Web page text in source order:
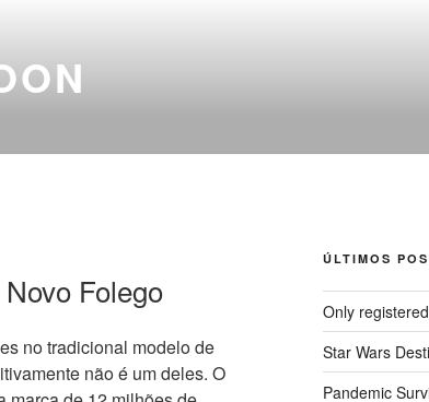
Folego
no tradicional modelo de
não é um deles. O
ÚLTIMOS
Only
Star Wars
Pandemic